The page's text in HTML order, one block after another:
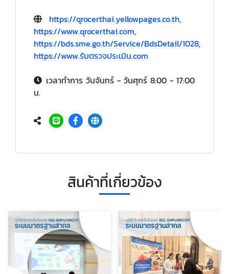
https://qrocerthai.yellowpages.co.th,
https://www.qrocerthai.com,
https://bds.sme.go.th/Service/BdsDetail/1028,
https://www.รับตรวจประเมิน.com
เวลาทำการ วันจันทร์ - วันศุกร์ 8:00 - 17:00
น.
สินค้าที่เกี่ยวข้อง